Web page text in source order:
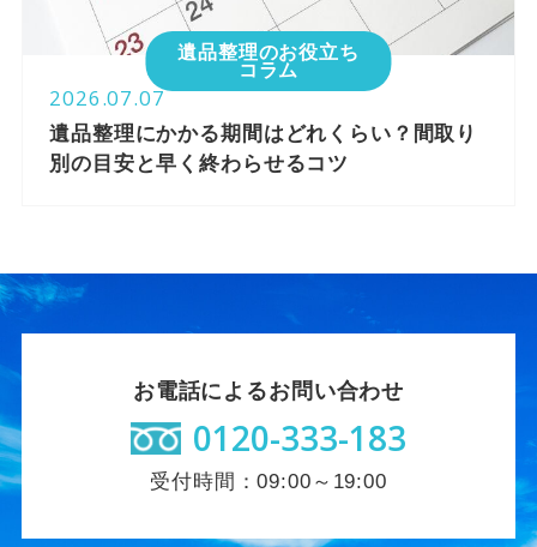
遺品整理のお役立ち
コラム
2026.07.07
遺品整理にかかる期間はどれくらい？間取り
別の目安と早く終わらせるコツ
お電話によるお問い合わせ
0120-333-183
受付時間：09:00～19:00